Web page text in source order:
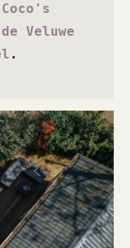
Coco's
Veluwe
.